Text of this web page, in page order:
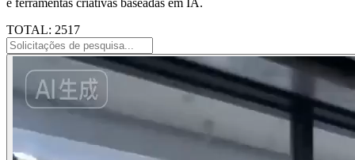
TOTAL: 2517